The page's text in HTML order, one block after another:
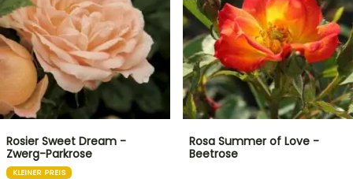
Rosier Sweet Dream -
Zwerg-Parkrose
KLEINER PREIS
Rosa Summer of Love -
Beetrose